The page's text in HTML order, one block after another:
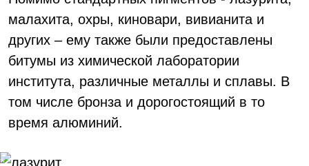
малахита, охры, киновари, вивианита и
других – ему также были предоставлены
битумы из химической лаборатории
института, различные металлы и сплавы. В
том числе бронза и дорогостоящий в то
время алюминий.